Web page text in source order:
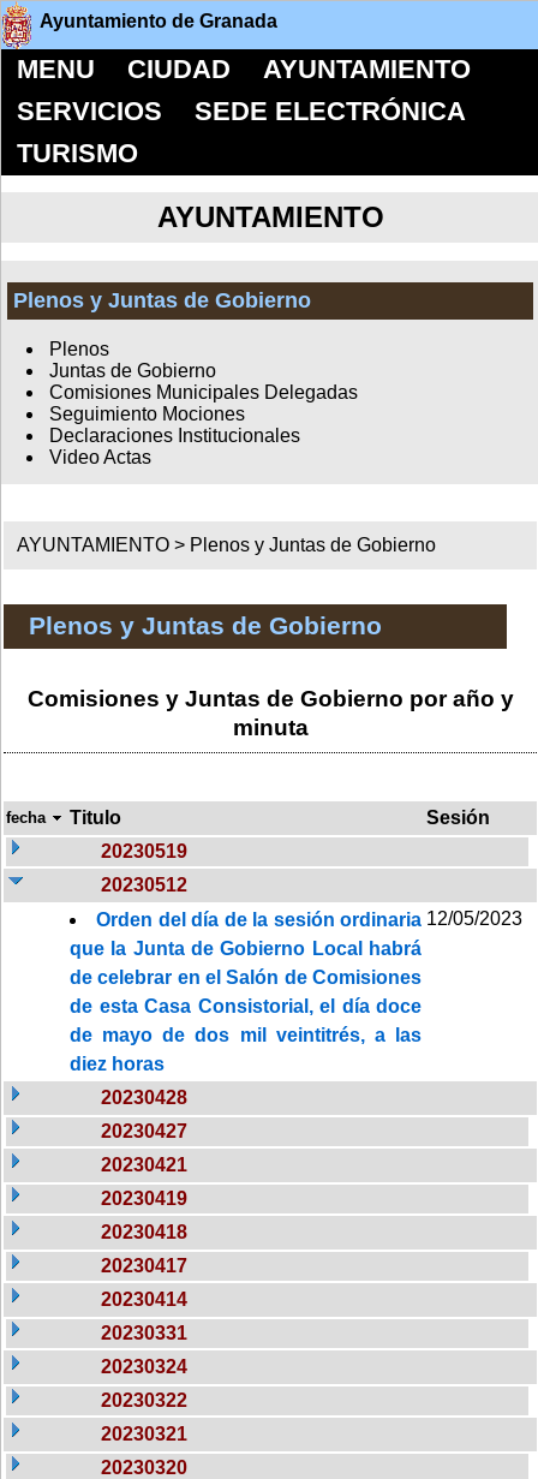
Ayuntamiento de Granada
MENU CIUDAD
AYUNTAMIENTO
SERVICIOS
SEDE ELECTRÓNICA
TURISMO
AYUNTAMIENTO
Plenos y Juntas de Gobierno
Plenos
Juntas de Gobierno
Comisiones Municipales Delegadas
Seguimiento Mociones
Declaraciones Institucionales
Video Actas
AYUNTAMIENTO > Plenos y Juntas de Gobierno
Plenos y Juntas de Gobierno
Comisiones y Juntas de Gobierno por año y
minuta
fecha Titulo
Sesión
20230519
20230512
Orden del día de la sesión ordinaria
que la Junta de Gobierno Local habrá
de celebrar en el Salón de Comisiones
de esta Casa Consistorial, el día doce
de mayo de dos mil veintitrés, a las
diez horas
12/05/2023
20230428
20230427
20230421
20230419
20230418
20230417
20230414
20230331
20230324
20230322
20230321
20230320